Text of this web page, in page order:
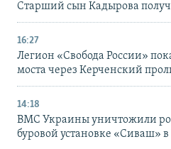
Старший сын Кадырова
16:27
Легион «Свобода России»
моста через Керченский
14:18
ВМС Украины уничтожили
буровой установке «Сиваш»